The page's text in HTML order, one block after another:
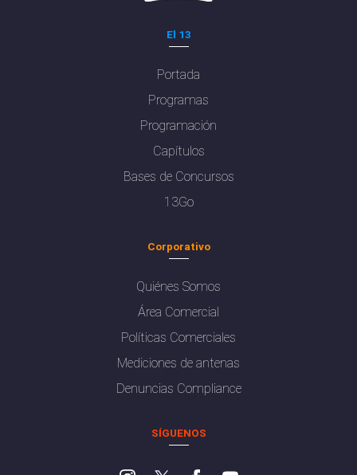
El 13
Portada
Programas
Programación
Capítulos
Bases de Concursos
13Go
Corporativo
Quiénes Somos
Área Comercial
Políticas Comerciales
Mediciones de antenas
Denuncias Compliance
SÍGUENOS